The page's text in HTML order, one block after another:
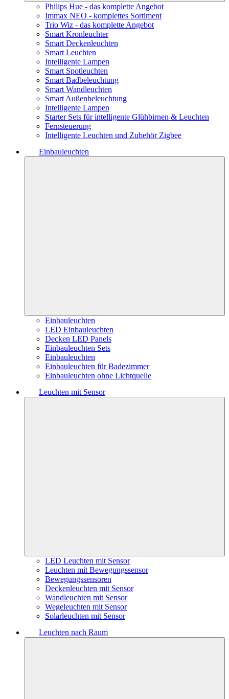
Philips Hue - das komplette Angebot
Immax NEO - komplettes Sortiment
Trio Wiz - das komplette Angebot
Smart Kronleuchter
Smart Deckenleuchten
Smart Leuchten
Intelligente Lampen
Smart Spotleuchten
Smart Badbeleuchtung
Smart Wandleuchten
Smart Außenbeleuchtung
Intelligente Lampen
Starter Sets für intelligente Glühbirnen & Leuchten
Fernsteuerung
Intelligente Leuchten und Zubehör Zigbee
Einbauleuchten
Einbauleuchten
LED Einbauleuchten
Decken LED Panels
Einbauleuchten Sets
Einbauleuchten
Einbauleuchten für Badezimmer
Einbauleuchten ohne Lichtquelle
Leuchten mit Sensor
LED Leuchten mit Sensor
Leuchten mit Bewegungssensor
Bewegungssensoren
Deckenleuchten mit Sensor
Wandleuchten mit Sensor
Wegeleuchten mit Sensor
Solarleuchten mit Sensor
Leuchten nach Raum